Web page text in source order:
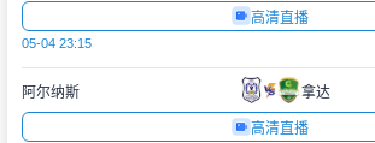
高清直播
05-04 23:15
阿尔纳斯 拿达
高清直播